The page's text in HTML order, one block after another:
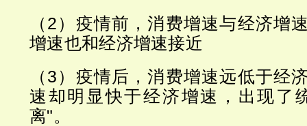
（2）疫情前，消费增速与经济增
增速也和经济增速接近
（3）疫情后，消费增速远低于经
速却明显快于经济增速，出现了
离"。